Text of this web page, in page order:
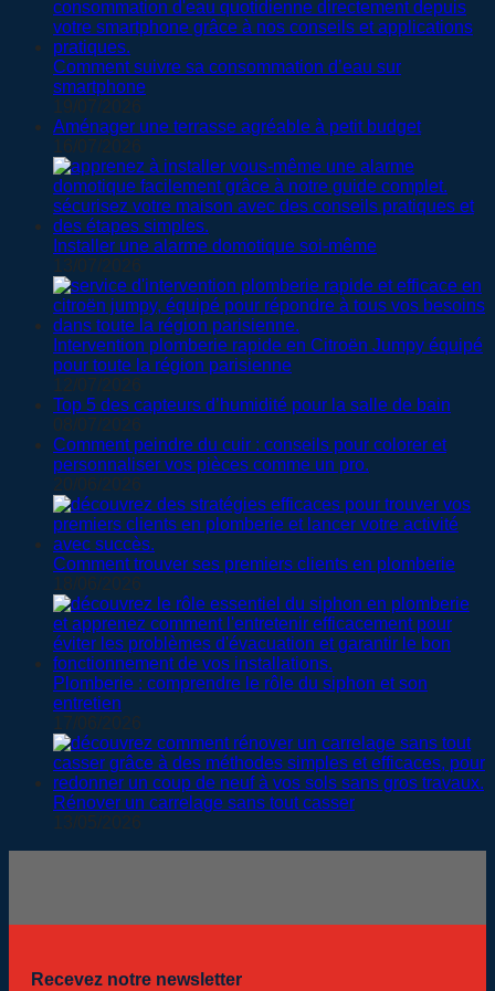
Comment suivre sa consommation d’eau sur
smartphone
19/07/2026
Aménager une terrasse agréable à petit budget
16/07/2026
Installer une alarme domotique soi-même
13/07/2026
Intervention plomberie rapide en Citroën Jumpy équipé
pour toute la région parisienne
12/07/2026
Top 5 des capteurs d’humidité pour la salle de bain
08/07/2026
Comment peindre du cuir : conseils pour colorer et
personnaliser vos pièces comme un pro.
20/06/2026
Comment trouver ses premiers clients en plomberie
18/06/2026
Plomberie : comprendre le rôle du siphon et son
entretien
17/06/2026
Rénover un carrelage sans tout casser
13/05/2026
Recevez notre newsletter